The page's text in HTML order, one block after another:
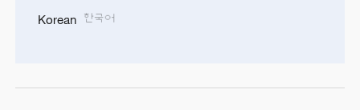
Korean 한국어